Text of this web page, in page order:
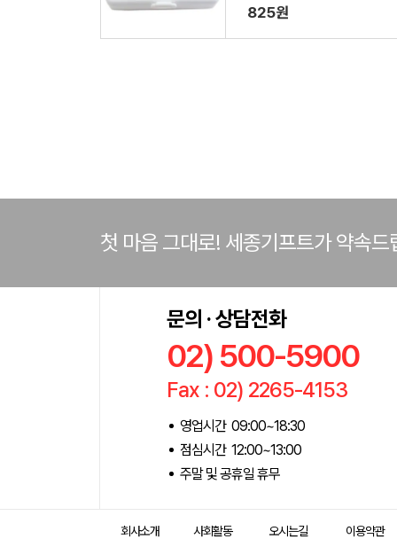
825원
첫 마음 그대로! 세종기프트가 약속드
문의 · 상담전화
02) 500-5900
Fax : 02) 2265-4153
영업시간 09:00~18:30
점심시간 12:00~13:00
주말 및 공휴일 휴무
회사소개 사회활동 오시는길 이용약관